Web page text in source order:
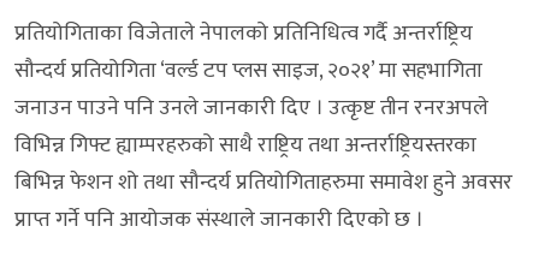
प्रतियोगिताका विजेताले नेपालको प्रतिनिधित्व गर्दै अन्तर्राष्ट्रिय
सौन्दर्य प्रतियोगिता ‘वर्ल्ड टप प्लस साइज, २०२१’ मा सहभागिता
जनाउन पाउने पनि उनले जानकारी दिए । उत्कृष्ट तीन रनरअपले
विभिन्न गिफ्ट ह्याम्परहरुको साथै राष्ट्रिय तथा अन्तर्राष्ट्रियस्तरका
बिभिन्न फेशन शो तथा सौन्दर्य प्रतियोगिताहरुमा समावेश हुने अवसर
प्राप्त गर्ने पनि आयोजक संस्थाले जानकारी दिएको छ ।